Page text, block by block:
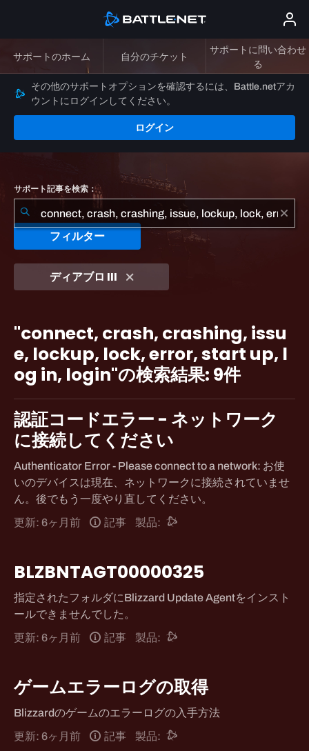
サポートのホーム 自分のチケット
サポートに問い合わせ
る
その他のサポートオプションを確認するには、Battle.netアカ
ウントにログインしてください。
ログイン
サポート記事を検索：
フィルター
ディアブロ III
crashing,
issue,
lockup,
lock,
start
up,
in,
login"の
検
索
9
"connect, crash, crashing, issu
e, lockup, lock, error, start up, l
og in, login"の検索結果: 9件
認証コードエラー - ネットワーク
に接続してください
Authenticator Error - Please connect to a network: お使
いのデバイスは現在、ネットワークに接続されていませ
ん。後でもう一度やり直してください。
更新: 6ヶ月前
記事 製品:
BLZBNTAGT00000325
指定されたフォルダにBlizzard Update Agentをインスト
ールできませんでした。
更新: 6ヶ月前
記事 製品:
ゲームエラーログの取得
Blizzardのゲームのエラーログの入手方法
更新: 6ヶ月前
記事 製品: